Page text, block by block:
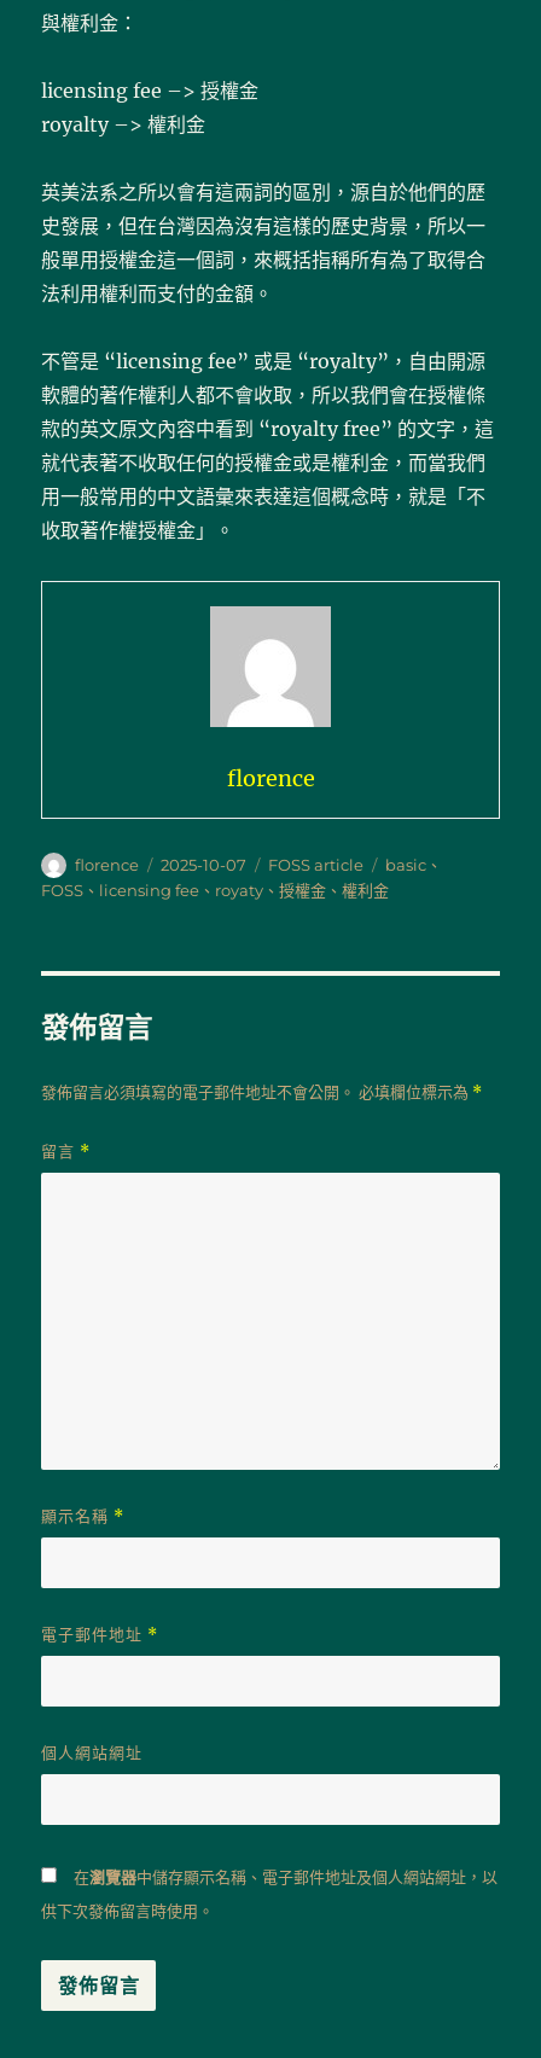
與權利金：
licensing fee –> 授權金
royalty –> 權利金
英美法系之所以會有這兩詞的區別，源自於他們的歷
史發展，但在台灣因為沒有這樣的歷史背景，所以一
般單用授權金這一個詞，來概括指稱所有為了取得合
法利用權利而支付的金額。
不管是 “licensing fee” 或是 “royalty”，自由開源
軟體的著作權利人都不會收取，所以我們會在授權條
款的英文原文內容中看到 “royalty free” 的文字，這
就代表著不收取任何的授權金或是權利金，而當我們
用一般常用的中文語彙來表達這個概念時，就是「不
收取著作權授權金」。
florence
作
者
florence
發
佈
2025-10-07
分
類
FOSS article
標
籤
basic 、
FOSS 、 licensing fee 、 royaty 、授權金 、權利金
發佈留言
發佈留言必須填寫的電子郵件地址不會公開。 必填欄位標示為 *
留言 *
顯示名稱 *
電子郵件地址 *
個人網站網址
在瀏覽器中儲存顯示名稱、電子郵件地址及個人網站網址，以
供下次發佈留言時使用。